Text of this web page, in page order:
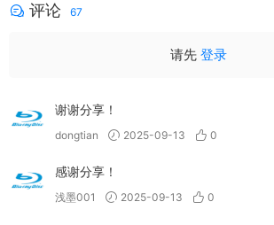
评论 67
请先 登录
谢谢分享！
dongtian 2025-09-13 0
感谢分享！
浅墨001 2025-09-13 0